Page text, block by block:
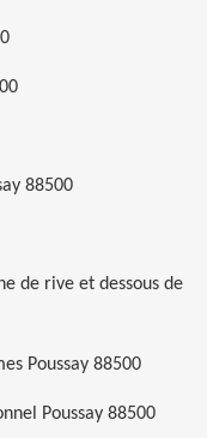
88500
de rive et dessous de
Poussay 88500
Poussay 88500